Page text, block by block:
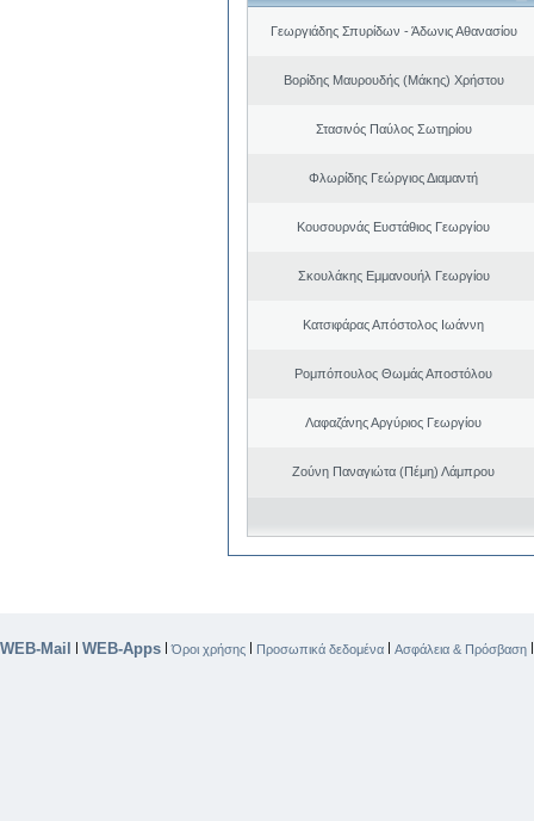
Γεωργιάδης Σπυρίδων - Άδωνις Αθανασίου
Βορίδης Μαυρουδής (Μάκης) Χρήστου
Στασινός Παύλος Σωτηρίου
Φλωρίδης Γεώργιος Διαμαντή
Κουσουρνάς Ευστάθιος Γεωργίου
Σκουλάκης Εμμανουήλ Γεωργίου
Κατσιφάρας Απόστολος Ιωάννη
Ρομπόπουλος Θωμάς Αποστόλου
Λαφαζάνης Αργύριος Γεωργίου
Ζούνη Παναγιώτα (Πέμη) Λάμπρου
WEB-Mail | WEB-Apps |Όροι χρήσης | Προσωπικά δεδομένα | Ασφάλεια & Πρόσβαση